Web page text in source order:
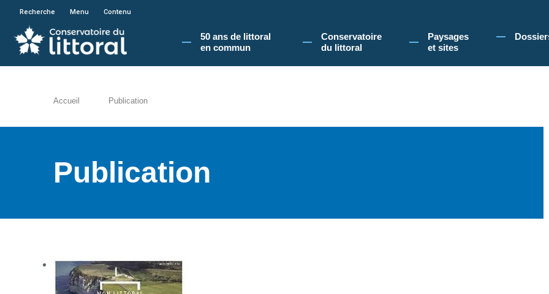
En poursuivant votre navigation sur le site du Conservatoire du littoral, vous acceptez l'utilisation de cookies pour vous
Recherche Menu Contenu
50 ans de littoral
en commun​
Conservatoire
du littoral
Paysages
et sites
Accueil Publication
Publication